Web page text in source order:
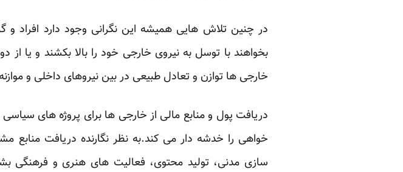
در چنین تلاش هایی همیشه این نگرانی وجود دارد افراد و
بخواهند با توسل به نیروی خارجی خود را بالا بکشند و یا
خارجی ها توازن و تعادل طبیعی در بین نیروهای داخلی و
دریافت پول و منابع مالی از خارجی ها برای پروژه های
خواهی را خدشه دار می کند.به نظر نگارنده دریافت
سازی مدنی، تولید محتوی، فعالیت های هنری و فرهنگی